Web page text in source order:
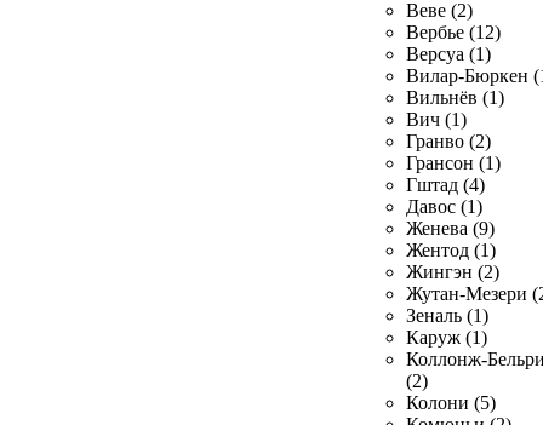
Веве (2)
Вербье (12)
Версуа (1)
Вилар-Бюркен
Вильнёв (1)
Вич (1)
Гранво (2)
Грансон (1)
Гштад (4)
Давос (1)
Женева (9)
Жентод (1)
Жингэн (2)
Жутан-Мезери
Зеналь (1)
Каруж (1)
Коллонж-
(2)
Колони (5)